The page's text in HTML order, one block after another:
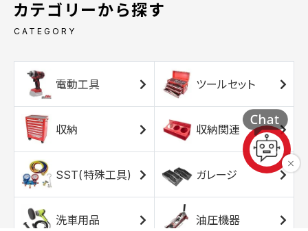
カテゴリーから探す
CATEGORY
電動工具 ツールセット
収納 収納関連
SST(特殊工具) ガレージ
洗車用品 油圧機器